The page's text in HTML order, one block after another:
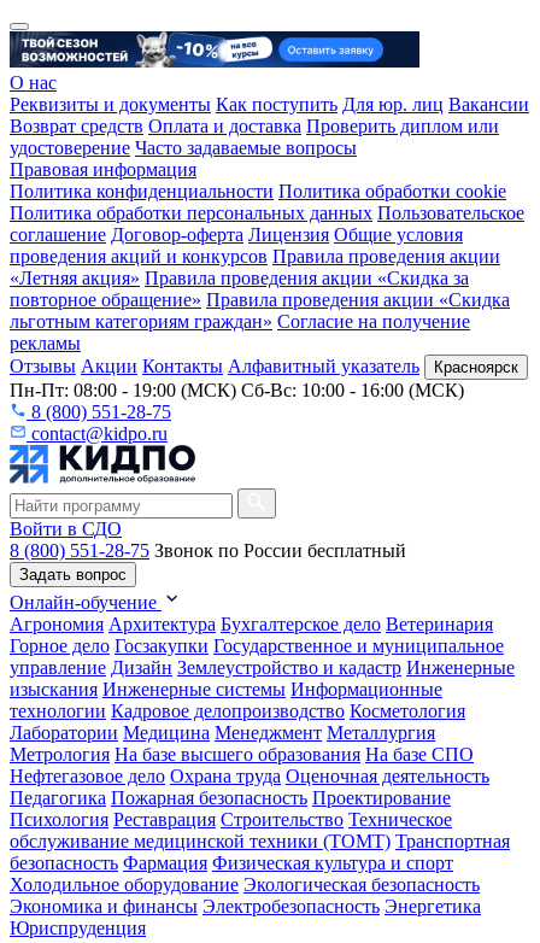
О нас
Реквизиты и документы Как поступить Для юр. лиц Вакансии
Возврат средств Оплата и доставка Проверить диплом или
удостоверение Часто задаваемые вопросы
Правовая информация
Политика конфиденциальности Политика обработки cookie
Политика обработки персональных данных Пользовательское
соглашение Договор-оферта Лицензия Общие условия
проведения акций и конкурсов Правила проведения акции
«Летняя акция» Правила проведения акции «Скидка за
повторное обращение» Правила проведения акции «Скидка
льготным категориям граждан» Согласие на получение
рекламы
Отзывы Акции Контакты Алфавитный указатель Красноярск
Пн-Пт: 08:00 - 19:00 (МСК) Сб-Вс: 10:00 - 16:00 (МСК)
8 (800) 551-28-75
contact@kidpo.ru
Войти в СДО
8 (800) 551-28-75 Звонок по России бесплатный
Задать вопрос
Онлайн-обучение
Агрономия Архитектура Бухгалтерское дело Ветеринария
Горное дело Госзакупки Государственное и муниципальное
управление Дизайн Землеустройство и кадастр Инженерные
изыскания Инженерные системы Информационные
технологии Кадровое делопроизводство Косметология
Лаборатории Медицина Менеджмент Металлургия
Метрология На базе высшего образования На базе СПО
Нефтегазовое дело Охрана труда Оценочная деятельность
Педагогика Пожарная безопасность Проектирование
Психология Реставрация Строительство Техническое
обслуживание медицинской техники (ТОМТ) Транспортная
безопасность Фармация Физическая культура и спорт
Холодильное оборудование Экологическая безопасность
Экономика и финансы Электробезопасность Энергетика
Юриспруденция